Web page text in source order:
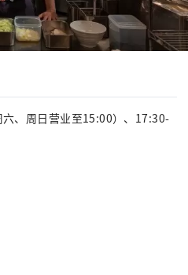
六、周日营业至15:00）、17:30-